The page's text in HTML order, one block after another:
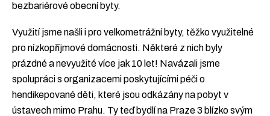
bezbariérové obecní byty.
Využití jsme našli i pro velkometrážní byty, těžko využitelné
pro nízkopříjmové domácnosti. Některé z nich byly
prázdné a nevyužité více jak 10 let! Navázali jsme
spolupráci s organizacemi poskytujícími péči o
hendikepované děti, které jsou odkázány na pobyt v
ústavech mimo Prahu. Ty teď bydlí na Praze 3 blízko svým